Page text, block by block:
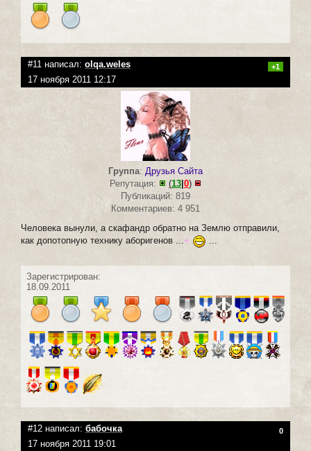
#11 написал: olqa.weles +1
17 ноября 2011 12:17
Группа: Друзья Сайта
Репутация:
(13 0)
Публикаций: 819
Комментариев: 4 951
Человека вынули, а скафандр обратно на Землю отправили,
как допотопную технику аборигенов ...+ ...
Зарегистрирован:
18.09.2011
#12 написал: бабочка 0
17 ноября 2011 19:01